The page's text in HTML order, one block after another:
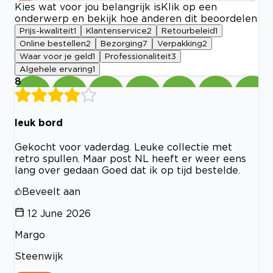
Kies wat voor jou belangrijk is Klik op een
onderwerp en bekijk hoe anderen dit beoordelen
Prijs-kwaliteit1 Klantenservice2 Retourbeleid1
Online bestellen2 Bezorging7 Verpakking2
Waar voor je geld1 Professionaliteit3
Algehele ervaring1
8
leuk bord
Gekocht voor vaderdag. Leuke collectie met
retro spullen. Maar post NL heeft er weer eens
lang over gedaan Goed dat ik op tijd bestelde.
Beveelt aan
12 June 2026
Margo
Steenwijk